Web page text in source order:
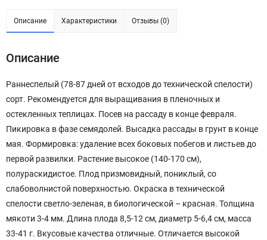
Описание Характеристики Отзывы (0)
Описание
Раннеспелый (78-87 дней от всходов до технической спелости)
сорт. Рекомендуется для выращивания в пленочных и
остекленных теплицах. Посев на рассаду в конце февраля.
Пикировка в фазе семядолей. Высадка рассады в грунт в конце
мая. Формировка: удаление всех боковых побегов и листьев до
первой развилки. Растение высокое (140-170 см),
полураскидистое. Плод призмовидный, пониклый, со
слабоволнистой поверхностью. Окраска в технической
спелости светло-зеленая, в биологической – красная. Толщина
мякоти 3-4 мм. Длина плода 8,5-12 см, диаметр 5-6,4 см, масса
33-41 г. Вкусовые качества отличные. Отличается высокой